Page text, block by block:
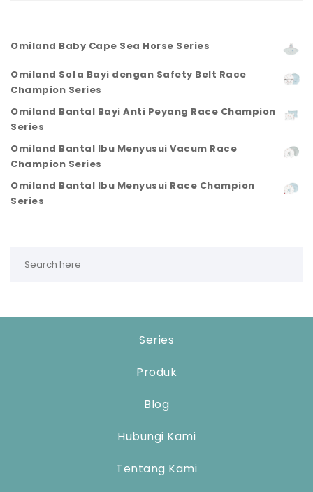
Omiland Baby Cape Sea Horse Series
Omiland Sofa Bayi dengan Safety Belt Race
Champion Series
Omiland Bantal Bayi Anti Peyang Race Champion
Series
Omiland Bantal Ibu Menyusui Vacum Race
Champion Series
Omiland Bantal Ibu Menyusui Race Champion
Series
Series
Produk
Blog
Hubungi Kami
Tentang Kami